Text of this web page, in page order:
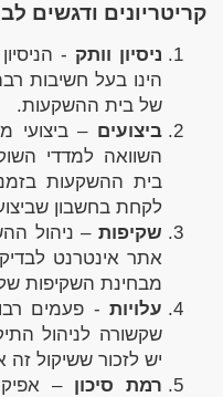
קריטריונים ודגשים
ניסיון וותק -
הינו בעל חשיבות
של בית ההשקעות.
ביצועים – ביצועי
השוואה למדדי
בית ההשקעות
לקחת בחשבון
שקיפות – ניהול
אתר אינטרנט
מבחינת השקיפות
עלויות - פעמים
שקשורה לניהול
יש לזכור ששיקול זה
רמת סיכון –